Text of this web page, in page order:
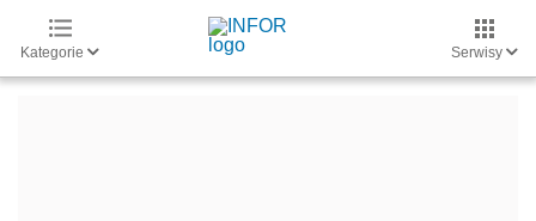
Kategorie Serwisy